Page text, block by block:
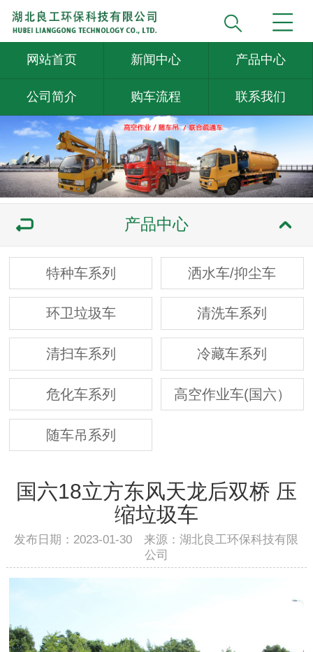
网站首页 新闻中心 产品中心
公司简介 购车流程 联系我们
产品中心
特种车系列 洒水车/抑尘车
环卫垃圾车 清洗车系列
清扫车系列 冷藏车系列
危化车系列 高空作业车(国六）
随车吊系列
国六18立方东风天龙后双桥 压
缩垃圾车
发布日期：2023-01-30 来源：湖北良工环保科技有限
公司